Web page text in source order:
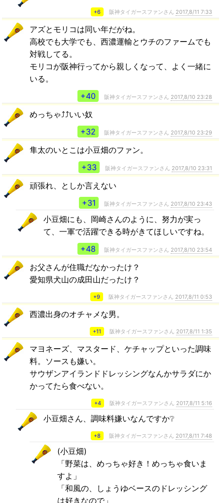
+6 阪神タイガースファンさん 2017,8/11 7:33
アズとモリコは同い年だがね。
高校でも大学でも、西濃運輸とウチのファームでも
対戦してる。
モリコが阪神行ってから親しくなって、よく一緒に
いる。
+40
阪神タイガースファンさん 2017,8/10 23:28
めっちゃ⤴️⤴️いい奴
+32
阪神タイガースファンさん 2017,8/10 23:29
隼太のいとこは小豆畑のファン。
+33
阪神タイガースファンさん 2017,8/10 23:31
頑張れ、としか言えない
+31
阪神タイガースファンさん 2017,8/10 23:43
小豆畑にも、岡崎さんのように、努力が実っ
て、一軍で活躍できる時がきてほしいですね。
+48
阪神タイガースファンさん 2017,8/10 23:54
お父さんが住職だなかったけ？
愛知県犬山の成田山だったけ？
+9 阪神タイガースファンさん 2017,8/11 0:53
西濃出身のオチャメな男。
+11 阪神タイガースファンさん 2017,8/11 1:35
マヨネーズ、マスタード、ケチャップといった調味
料。ソースも嫌い。
サウザンアイランドドレッシングなんかサラダにか
かってたら食べない。
+4 阪神タイガースファンさん 2017,8/11 5:16
小豆畑さん、調味料嫌いなんですか❔
+8 阪神タイガースファンさん 2017,8/11 7:48
(小豆畑)
「野菜は、めっちゃ好き！めっちゃ食いま
すよ」
「和風の、しょうゆベースのドレッシング
は好きなので」